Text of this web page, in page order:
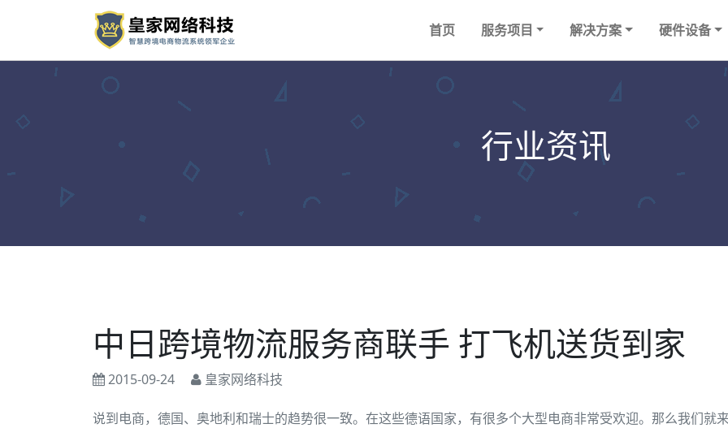
首页 服务项目 解决方案 硬件设备
行业资讯
中日跨境物流服务商联手 打飞机送货到家
2015-09-24 皇家网络科技
说到电商，德国、奥地利和瑞士的趋势很一致。在这些德语国家，有很多个大型电商非常受欢迎。那么我们就